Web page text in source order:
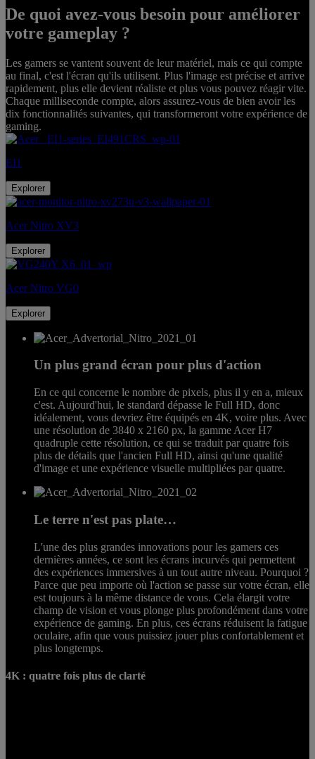
PURE
Acer Nitro GamingMonitors
De quoi avez-vous besoin pour améliorer
votre gameplay ?
Les gamers se vantent souvent de leur matériel, mais ce qui compte
au final, c'est l'écran qu'ils utilisent. Plus l'image est précise et arrive
rapidement, plus elle devient réaliste et plus vous pouvez réagir vite.
Chaque milliseconde compte, alors assurez-vous de bien avoir les
dix fonctionnalités suivantes, qui transformeront votre expérience de
gaming.
EI1
Explorer
Acer Nitro XV3
Explorer
Acer Nitro VG0
Explorer
Un plus grand écran pour plus d'action
En ce qui concerne le nombre de pixels, plus il y en a, mieux
c'est. Aujourd'hui, le standard dépasse le Full HD, donc
idéalement, vous devriez être équipés en 4K, voire plus. Avec
une résolution de 3840 x 2160 px, la gamme Acer H7
quadruple cette résolution, ce qui se traduit par quatre fois
plus de détails que l'ancien Full HD, ainsi qu'une qualité
d'image et une expérience visuelle multipliées par quatre.
Le terre n'est pas plate…
L'une des plus grandes innovations pour les gamers ces
dernières années, ce sont les écrans incurvés qui permettent
des expériences immersives à un tout autre niveau. Pourquoi ?
Parce que peu importe où l'action se passe sur votre écran, elle
est toujours à la même distance de vous. Cela élargit votre
champ de vision et vous plonge plus profondément dans votre
expérience de gaming. En plus, ces écrans réduisent la fatigue
oculaire, afin que vous puissiez jouer plus confortablement et
plus longtemps.
4K : quatre fois plus de clarté